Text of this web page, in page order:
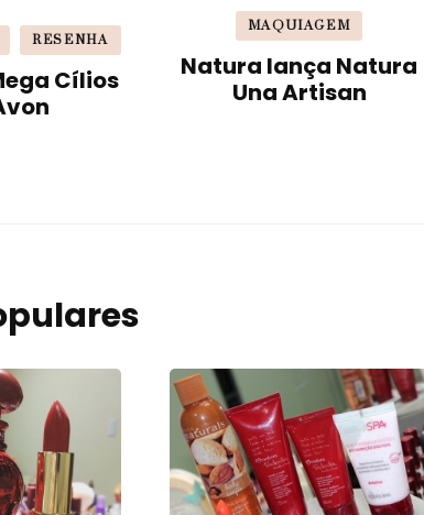
RESENHA
Cílios
MAQUIAGEM
Natura lança Natura
Una Artisan